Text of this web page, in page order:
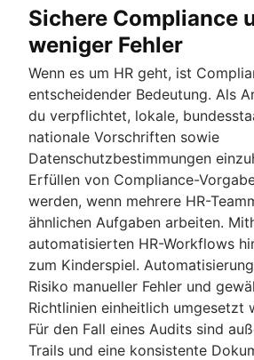
Sichere Compliance
weniger Fehler
Wenn es um HR geht, ist
entscheidender Bedeutung. Als
du verpflichtet, lokale,
nationale Vorschriften sowie
Datenschutzbestimmungen
Erfüllen von Compliance-
werden, wenn mehrere HR-
ähnlichen Aufgaben arbeiten.
automatisierten HR-Workflows
zum Kinderspiel.
Risiko manueller Fehler und
Richtlinien einheitlich umgesetzt
Für den Fall eines Audits sind
Trails und eine konsistente